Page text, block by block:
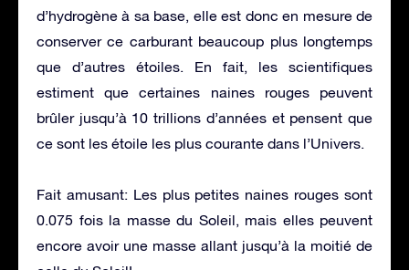
d’hydrogène à sa base, elle est donc en mesure de
conserver ce carburant beaucoup plus longtemps
que d’autres étoiles. En fait, les scientifiques
estiment que certaines naines rouges peuvent
brûler jusqu’à 10 trillions d’années et pensent que
ce sont les étoile les plus courante dans l’Univers.
Fait amusant: Les plus petites naines rouges sont
0.075 fois la masse du Soleil, mais elles peuvent
encore avoir une masse allant jusqu’à la moitié de